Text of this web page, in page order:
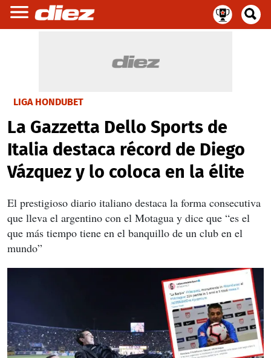
LIGA HONDUBET
La Gazzetta Dello Sports de
Italia destaca récord de Diego
Vázquez y lo coloca en la élite
El prestigioso diario italiano destaca la forma consecutiva
que lleva el argentino con el Motagua y dice que “es el
que más tiempo tiene en el banquillo de un club en el
mundo”